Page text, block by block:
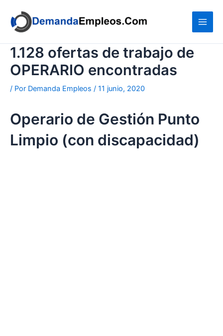
contenido
1.128 ofertas de trabajo de
OPERARIO encontradas
/ Por Demanda Empleos / 11 junio, 2020
Operario de Gestión Punto
Limpio (con discapacidad)